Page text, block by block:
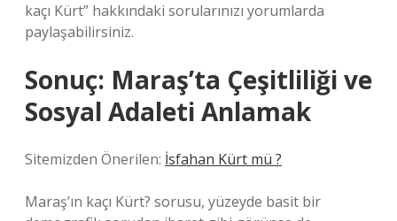
kaçı Kürt” hakkındaki sorularınızı yorumlarda
paylaşabilirsiniz.
Sonuç: Maraş’ta Çeşitliliği ve
Sosyal Adaleti Anlamak
Sitemizden Önerilen: İsfahan Kürt mü ?
Maraş’ın kaçı Kürt? sorusu, yüzeyde basit bir